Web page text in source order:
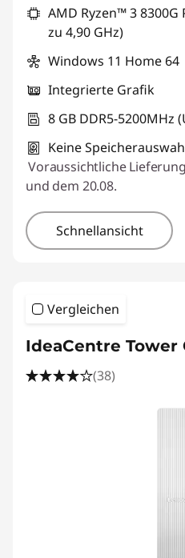
AMD Ryzen™ 3 8300G
zu 4,90 GHz)
Windows 11 Home 64
Integrierte Grafik
8 GB DDR5-5200MHz
Keine
Voraussichtliche
und dem 20.08.
Schnellansicht
Vergleichen
IdeaCentre Tower
(38)